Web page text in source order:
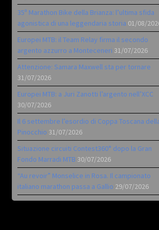
35ª Marathon Bike della Brianza: l’ultima sfida
agonistica di una leggendaria storia 01/08/
Europei MTB: il Team Relay firma il secondo
argento azzurro a Monteceneri 31/07/2026
Attenzione: Samara Maxwell sta per tornare
31/07/2026
Europei MTB: a Juri Zanotti l’argento nell’XCC
30/07/2026
Il 6 settembre l’esordio di Coppa Toscana
Pinocchio 31/07/2026
Situazione circuiti Contest360° dopo la Gran
Fondo Marradi MTB 30/07/2026
“Au revoir” Monselice in Rosa. Il campionato
italiano marathon passa a Gallio 29/07/2026